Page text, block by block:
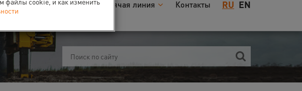
RU EN
События Горячая линия Контакты